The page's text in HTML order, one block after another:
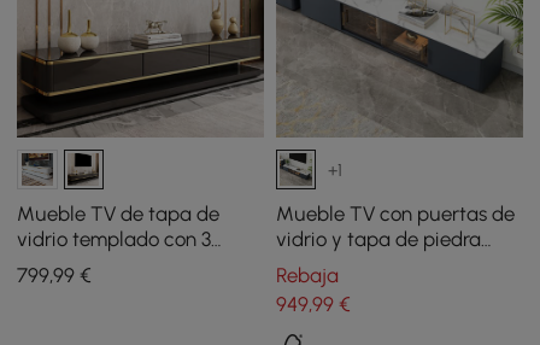
Mueble TV de tapa de
vidrio templado con 3
cajones de 200 cm en color
negro
799,99 €
+1
Mueble TV con puertas de
vidrio y tapa de piedra
sinterizada de 200 cm
Rebaja
949,99€